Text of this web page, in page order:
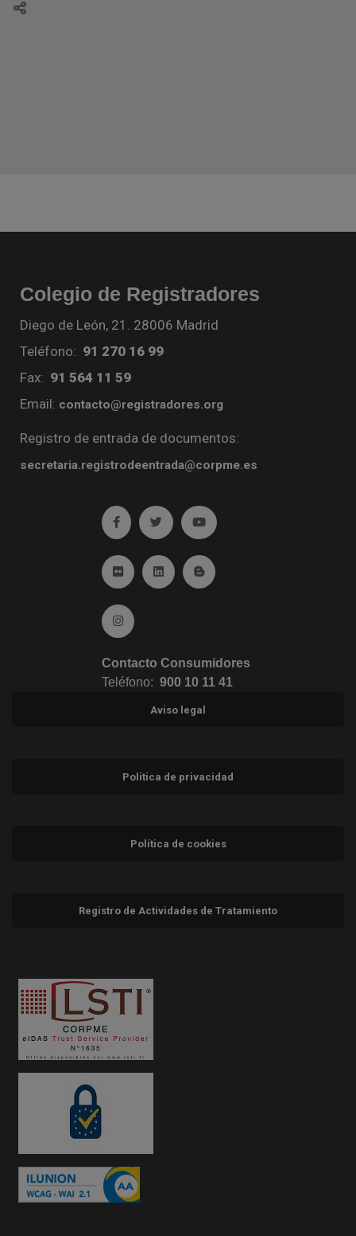
Colegio de Registradores
Diego de León, 21. 28006 Madrid
Teléfono: 91 270 16 99
Fax: 91 564 11 59
Email: contacto@registradores.org
Registro de entrada de documentos:
secretaria.registrodeentrada@corpme.es
Ir a facebook (abre en ventana nueva)
Ir a twitter (abre en ventana nueva)
Ir a YouTube (abre en
Ir a Flickr (abre en ventana nueva)
Ir a Linkedin (abre en ventana nueva)
Ir al Blog (abre en ventana
Ir a Instagram (abre en ventana nueva)
Contacto Consumidores
Teléfono: 900 10 11 41
Aviso legal
Política de privacidad
Política de cookies
Registro de Actividades de Tratamiento